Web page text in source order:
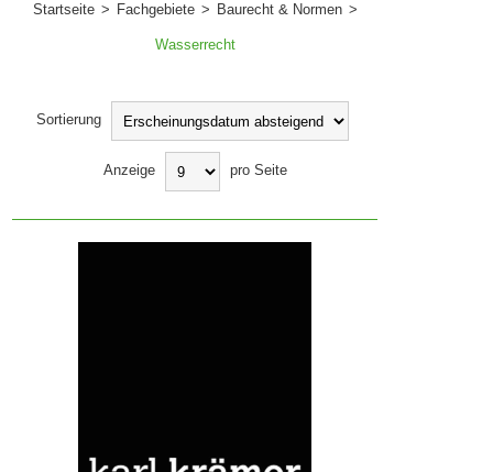
Startseite > Fachgebiete > Baurecht & Normen >
Wasserrecht
Sortierung
Anzeige pro Seite